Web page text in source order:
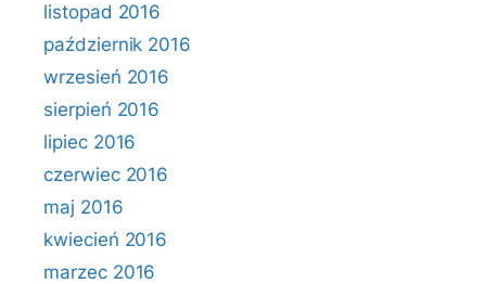
listopad 2016
październik 2016
wrzesień 2016
sierpień 2016
lipiec 2016
czerwiec 2016
maj 2016
kwiecień 2016
marzec 2016